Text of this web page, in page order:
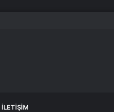
İLETIŞIM